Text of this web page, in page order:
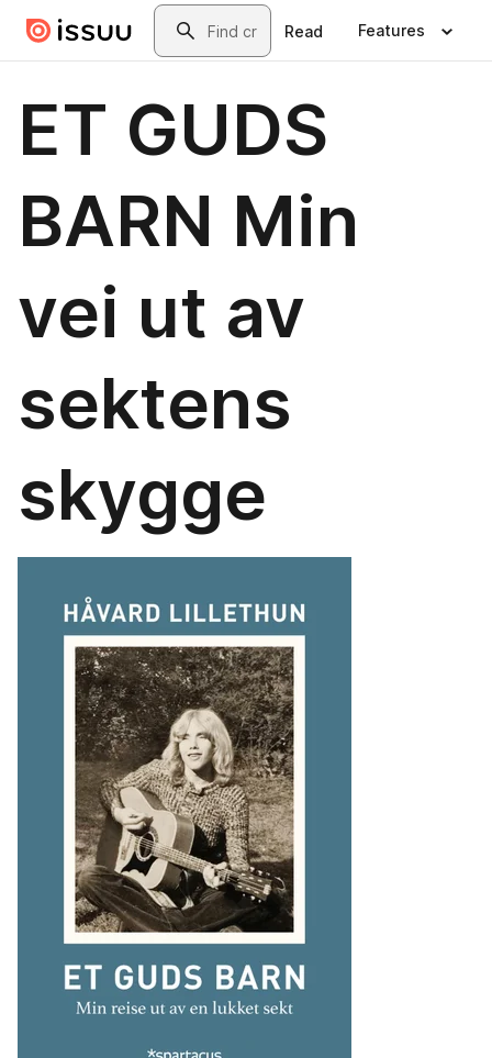
Skip to main contentSearch
Read Features
ET GUDS
BARN Min
vei ut av
sektens
skygge